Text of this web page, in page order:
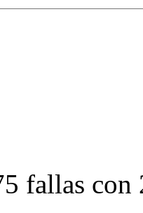
fallas